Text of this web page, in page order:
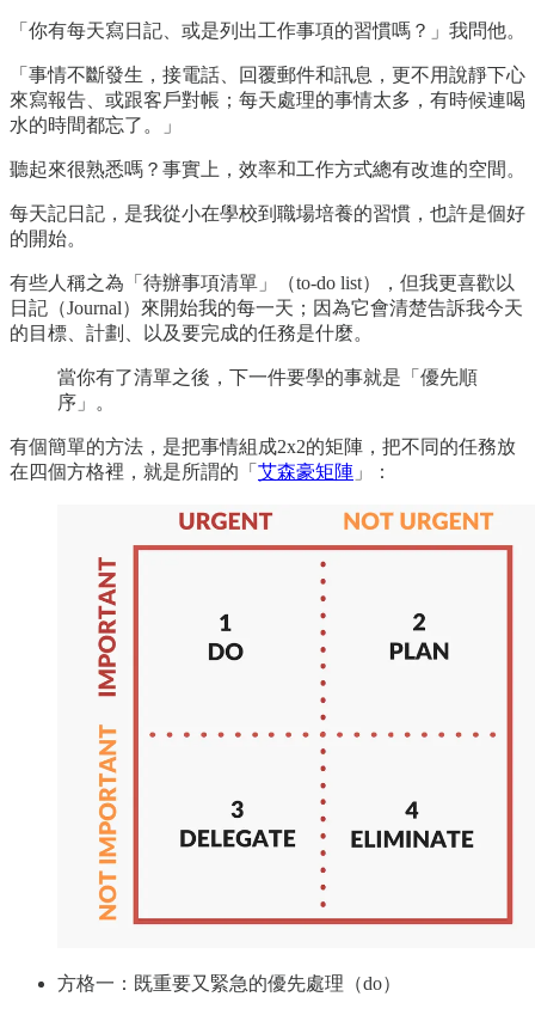
「你有每天寫日記、或是列出工作事項的習慣嗎？」我問他。
「事情不斷發生，接電話、回覆郵件和訊息，更不用說靜下心
來寫報告、或跟客戶對帳；每天處理的事情太多，有時候連喝
水的時間都忘了。」
聽起來很熟悉嗎？事實上，效率和工作方式總有改進的空間。
每天記日記，是我從小在學校到職場培養的習慣，也許是個好
的開始。
有些人稱之為「待辦事項清單」（to-do list），但我更喜歡以
日記（Journal）來開始我的每一天；因為它會清楚告訴我今天
的目標、計劃、以及要完成的任務是什麼。
當你有了清單之後，下一件要學的事就是「優先順
序」。
有個簡單的方法，是把事情組成2x2的矩陣，把不同的任務放
在四個方格裡，就是所謂的「 艾森豪矩陣 」：
方格一：既重要又緊急的優先處理（do）